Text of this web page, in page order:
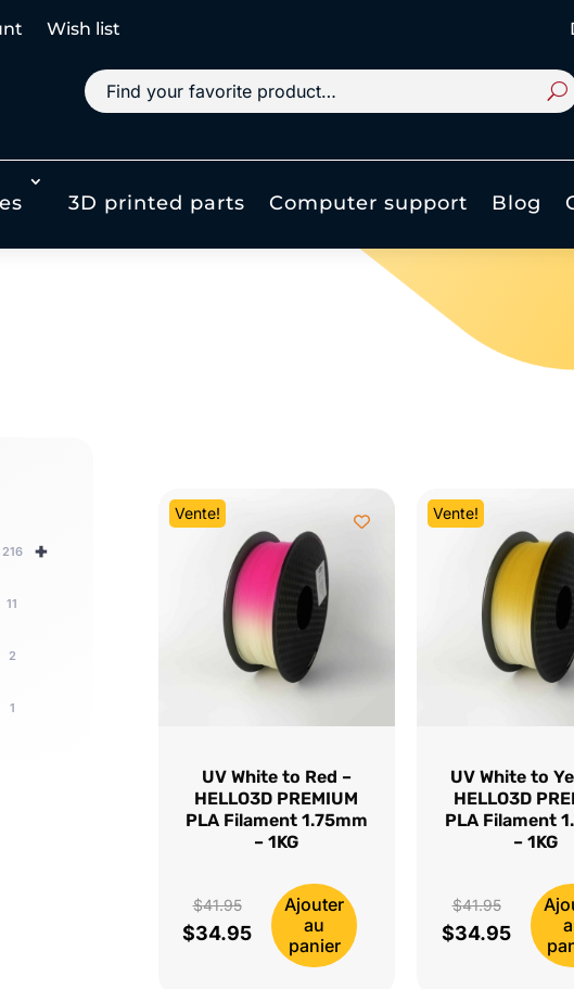
Wish list
3D printed parts Computer support Blog
+
216
11
2
1
Vente!
UV White to Red –
HELLO3D PREMIUM
PLA Filament 1.75mm
– 1KG
$41.95Le
prix
$34.95Le
Ajouter
au
panier
Vente!
UV White to
HELLO3D
PLA Filament
– 1KG
$41.95Le
prix
$34.95Le